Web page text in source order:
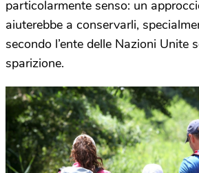
particolarmente senso: un
aiuterebbe a conservarli,
secondo l’ente delle Nazioni Unite
sparizione.